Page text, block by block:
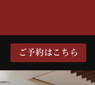
ご予約はこちら